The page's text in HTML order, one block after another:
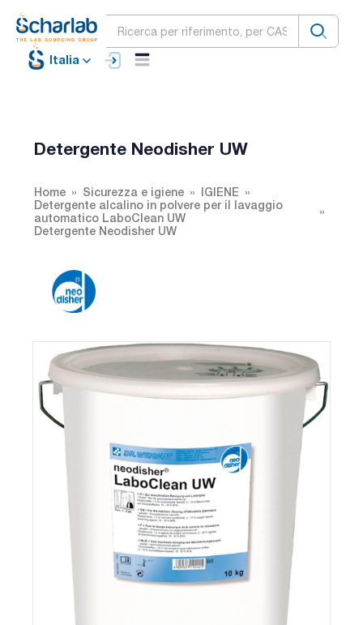
Italia
Detergente Neodisher UW
Home Sicurezza e igiene
IGIENE
Detergente alcalino in polvere per il lavaggio
automatico LaboClean UW
Detergente Neodisher UW